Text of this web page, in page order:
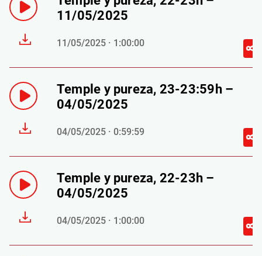
11/05/2025
11/05/2025 · 1:00:00
Temple y pureza, 23-23:59h –
04/05/2025
04/05/2025 · 0:59:59
Temple y pureza, 22-23h –
04/05/2025
04/05/2025 · 1:00:00